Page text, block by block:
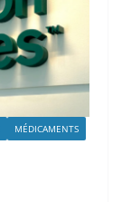
MÉDICAMENTS